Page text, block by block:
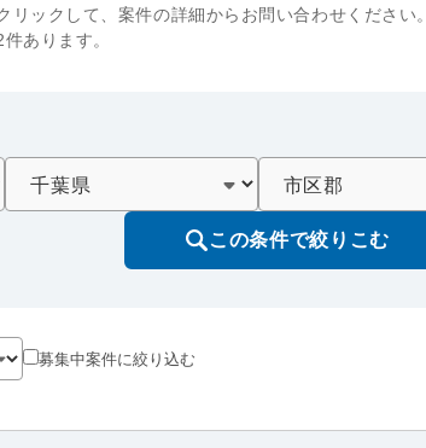
ックして、案件の詳細からお問い合わせください。
あります。
この条件で絞りこむ
募集中案件に絞り込む